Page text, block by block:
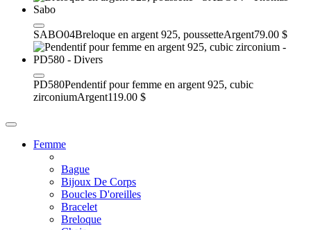
SABO04Breloque en argent 925, poussetteArgent79.00 $
PD580Pendentif pour femme en argent 925, cubic
zirconiumArgent119.00 $
Femme
Bague
Bijoux De Corps
Boucles D'oreilles
Bracelet
Breloque